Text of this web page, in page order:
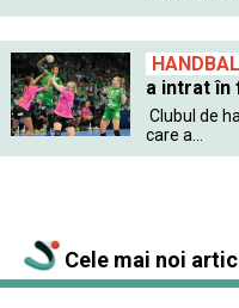
HANDBAL
a intrat în
Clubul de
care a...
Cele mai noi